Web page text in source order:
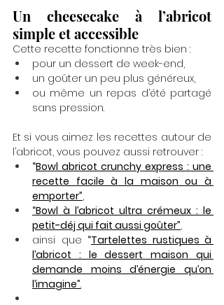
Un cheesecake à l’abricot
simple et accessible
Cette recette fonctionne très bien :
pour un dessert de week-end,
un goûter un peu plus généreux,
ou même un repas d’été partagé
sans pression.
Et si vous aimez les recettes autour de
l’abricot, vous pouvez aussi retrouver :
“Bowl abricot crunchy express : une
recette facile à la maison ou à
emporter”,
“Bowl à l’abricot ultra crémeux : le
petit-déj qui fait aussi goûter”,
ainsi que “Tartelettes rustiques à
l’abricot : le dessert maison qui
demande moins d’énergie qu’on
l’imagine”.